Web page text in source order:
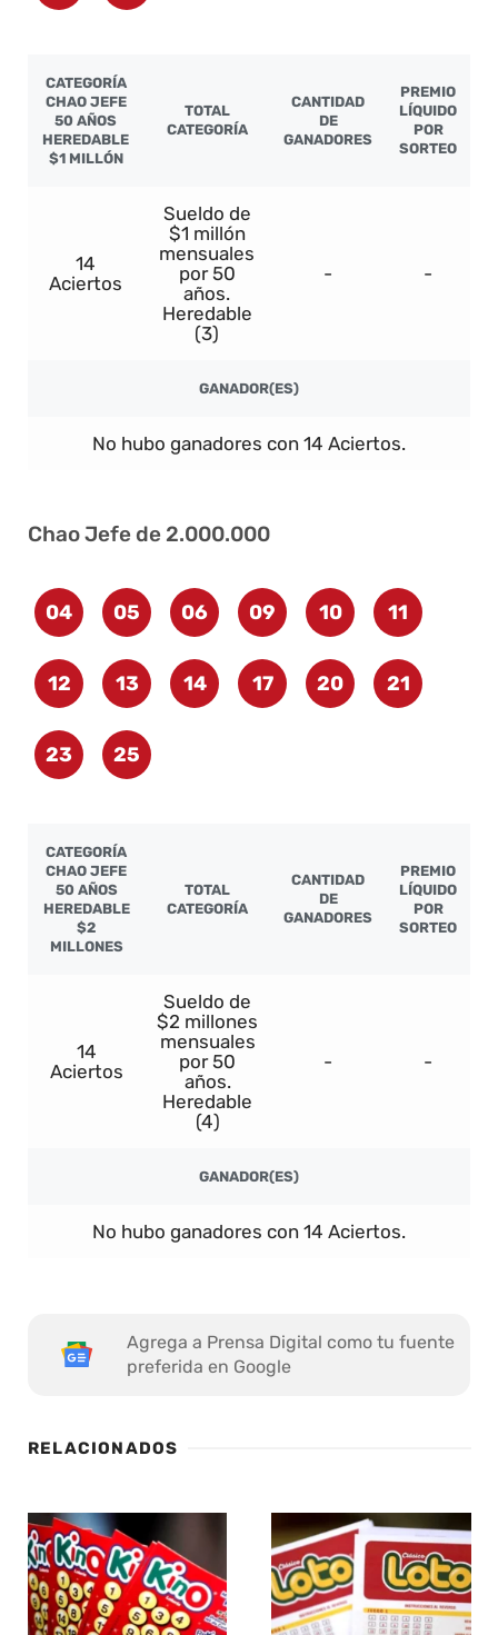
CATEGORÍA
CHAO JEFE
50 AÑOS
HEREDABLE
$1 MILLÓN
TOTAL
CATEGORÍA
CANTIDAD
DE
GANADORES
PREMIO
LÍQUIDO
POR
SORTEO
14
Aciertos
Sueldo de
$1 millón
mensuales
por 50
años.
Heredable
(3)
- -
GANADOR(ES)
No hubo ganadores con 14 Aciertos.
Chao Jefe de 2.000.000
04 05 06 09 10 11
12 13 14 17 20 21
23 25
CATEGORÍA
CHAO JEFE
50 AÑOS
HEREDABLE
$2
MILLONES
TOTAL
CATEGORÍA
CANTIDAD
DE
GANADORES
PREMIO
LÍQUIDO
POR
SORTEO
14
Aciertos
Sueldo de
$2 millones
mensuales
por 50
años.
Heredable
(4)
- -
GANADOR(ES)
No hubo ganadores con 14 Aciertos.
Agrega a Prensa Digital como tu fuente
preferida en Google
RELACIONADOS